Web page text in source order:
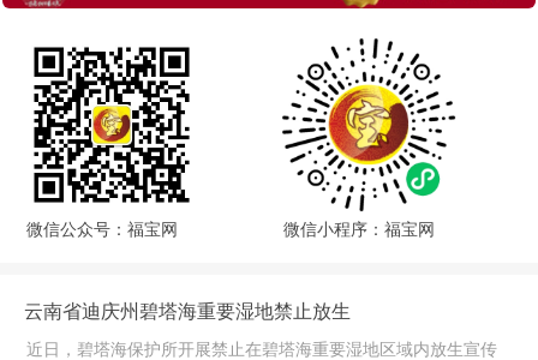
微信公众号：福宝网 微信小程序：福宝网
云南省迪庆州碧塔海重要湿地禁止放生
近日，碧塔海保护所开展禁止在碧塔海重要湿地区域内放生宣传